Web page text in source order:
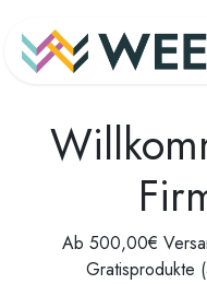
Ab 500,00€
Gratisprodukte